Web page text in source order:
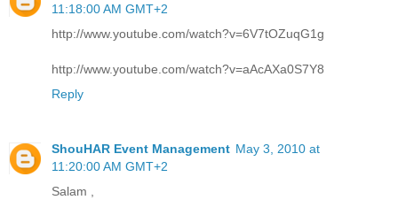
11:18:00 AM GMT+2
http://www.youtube.com/watch?v=6V7tOZuqG1g
http://www.youtube.com/watch?v=aAcAXa0S7Y8
Reply
ShouHAR Event Management May 3, 2010 at
11:20:00 AM GMT+2
Salam ,